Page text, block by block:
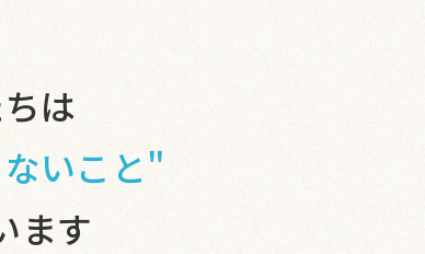
は
いこと"
ます